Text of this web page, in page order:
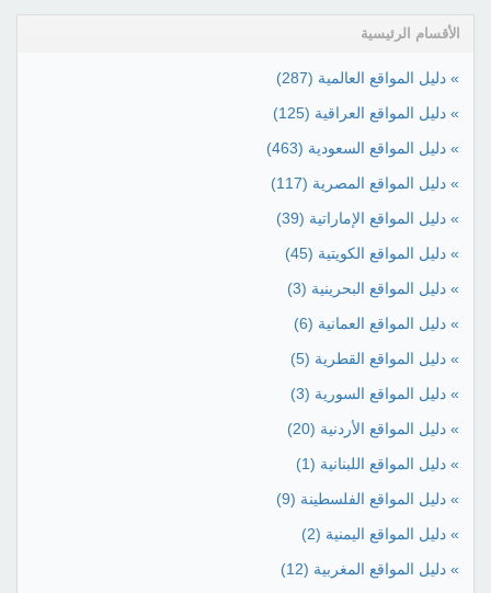
الأقسام الرئيسية
» دليل المواقع العالمية (287)
» دليل المواقع العراقية (125)
» دليل المواقع السعودية (463)
» دليل المواقع المصرية (117)
» دليل المواقع الإماراتية (39)
» دليل المواقع الكويتية (45)
» دليل المواقع البحرينية (3)
» دليل المواقع العمانية (6)
» دليل المواقع القطرية (5)
» دليل المواقع السورية (3)
» دليل المواقع الأردنية (20)
» دليل المواقع اللبنانية (1)
» دليل المواقع الفلسطينة (9)
» دليل المواقع اليمنية (2)
» دليل المواقع المغربية (12)